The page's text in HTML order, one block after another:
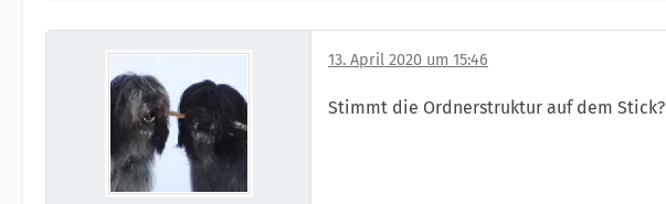
13. April 2020 um 15:46
Stimmt die Ordnerstruktur auf dem Stick?